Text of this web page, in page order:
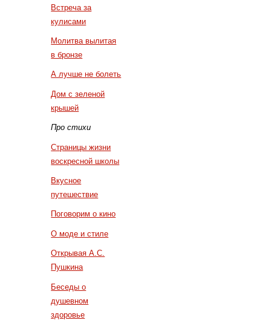
Встреча за
кулисами
Молитва вылитая
в бронзе
А лучше не болеть
Дом с зеленой
крышей
Про стихи
Страницы жизни
воскресной школы
Вкусное
путешествие
Поговорим о кино
О моде и стиле
Открывая А.С.
Пушкина
Беседы о
душевном
здоровье